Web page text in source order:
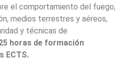
el comportamiento del fuego,
medios terrestres y aéreos,
y técnicas de
horas de formación
ECTS.